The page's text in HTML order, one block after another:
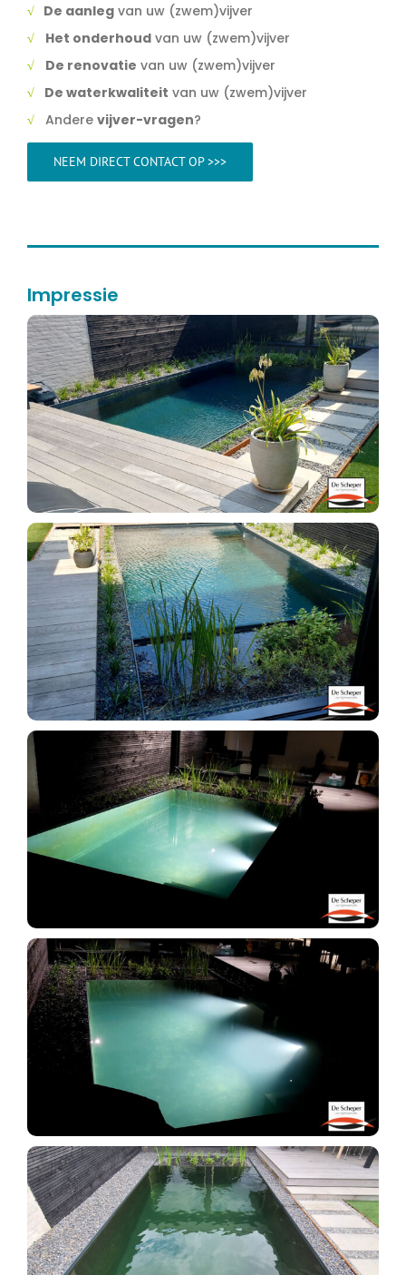
√ De aanlegvan uw (zwem)vijver
√
Het onderhoudvan uw (zwem)vijver
√
De renovatie van uw (zwem)vijver
√
De waterkwaliteit van uw (zwem)vijver
√Andere vijver-vragen?
NEEM DIRECT CONTACT OP >>>
Impressie